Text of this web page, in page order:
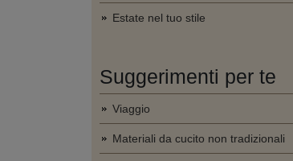
Estate nel tuo stile
Suggerimenti per te
Viaggio
Materiali da cucito non tradizionali